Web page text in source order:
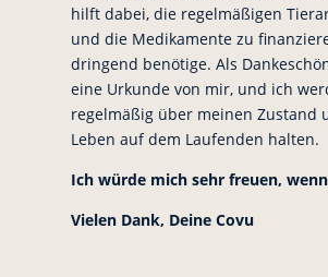
hilft dabei, die regelmäßigen
und die Medikamente zu
dringend benötige. Als
eine Urkunde von mir, und ich
regelmäßig über meinen Zustand
Leben auf dem Laufenden halten.
Ich würde mich sehr freuen,
Vielen Dank, Deine Covu